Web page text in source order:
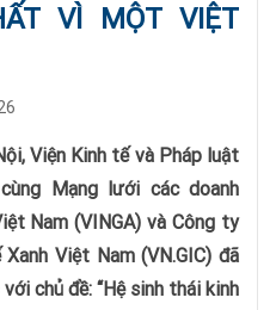
VÌ MỘT VIỆT
Viện Kinh tế và Pháp luật
Mạng lưới các doanh
Nam (VINGA) và Công ty
Việt Nam (VN.GIC) đã
chủ đề: “Hệ sinh thái kinh